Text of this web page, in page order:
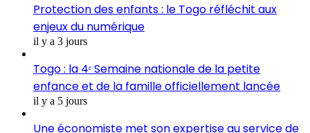
Protection des enfants : le Togo réfléchit aux
enjeux du numérique
il y a 3 jours
Togo : la 4ᵉ Semaine nationale de la petite
enfance et de la famille officiellement lancée
il y a 5 jours
Une économiste met son expertise au service de